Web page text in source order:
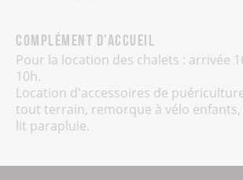
Complément d’accueil
Pour la location des chalets : arrivée
10h.
Location d'accessoires de
tout terrain, remorque à vélo enfants,
lit parapluie.